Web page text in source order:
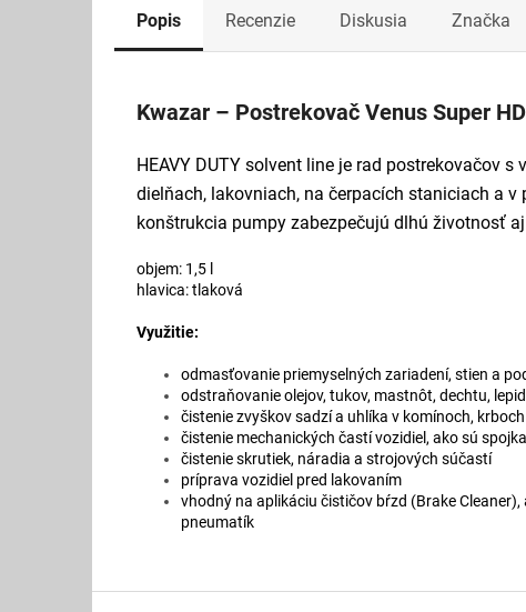
Popis Recenzie Diskusia Značka
Kwazar – Postrekovač Venus Super
HEAVY DUTY solvent line je rad postrekovačov
dielňach, lakovniach, na čerpacích staniciach a
konštrukcia pumpy zabezpečujú dlhú životnosť
objem: 1,5 l
hlavica: tlaková
Využitie:
odmasťovanie priemyselných zariadení, stien a
odstraňovanie olejov, tukov, mastnôt, dechtu,
čistenie zvyškov sadzí a uhlíka v komínoch,
čistenie mechanických častí vozidiel, ako sú
čistenie skrutiek, náradia a strojových súčastí
príprava vozidiel pred lakovaním
vhodný na aplikáciu čističov bŕzd (Brake
pneumatík